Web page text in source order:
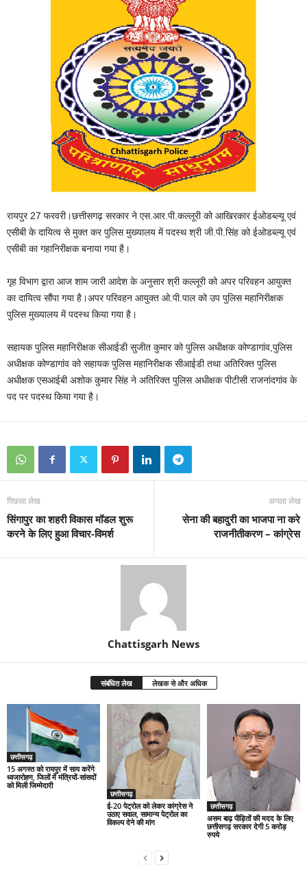
रायपुर 27 फरवरी।छत्तीसगढ़ सरकार ने एस.आर.पी.कल्लूरी को आखिरकार ईओडब्ल्यू एवं
एसीबी के दायित्व से मुक्त कर पुलिस मुख्यालय में पदस्थ श्री जी.पी.सिंह को ईओडब्ल्यू एवं
एसीबी का गहानिरीक्षक बनाया गया है।
गृह विभाग द्वारा आज शाम जारी आदेश के अनुसार श्री कल्लूरी को अपर परिवहन आयुक्त
का दायित्व सौंपा गया है।अपर परिवहन आयुक्त ओ.पी.पाल को उप पुलिस महानिरीक्षक
पुलिस मुख्यालय में पदस्थ किया गया है।
सहायक पुलिस महानिरीक्षक सीआईडी सुजीत कुमार को पुलिस अधीक्षक कोण्डागांव,पुलिस
अधीक्षक कोण्डागांव को सहायक पुलिस महानिरीक्षक सीआईडी तथा अतिरिक्त पुलिस
अधीक्षक एसआईबी अशोक कुमार सिंह ने अतिरिक्त पुलिस अधीक्षक पीटीसी राजनांदगांव के
पद पर पदस्थ किया गया है।
पिछला लेख
सिंगापुर का शहरी विकास मॉडल शुरू
करने के लिए हुआ विचार-विमर्श
अगला लेख
सेना की बहादुरी का भाजपा ना करे
राजनीतीकरण – कांग्रेस
Chattisgarh News
संबंधित लेख लेखक से और अधिक
छत्तीसगढ़
15 अगस्त को रायपुर में साय करेंगे
ध्वजारोहण, जिलों में मंत्रियों-सांसदों
को मिली जिम्मेदारी
छत्तीसगढ़
ई-20 पेट्रोल को लेकर कांग्रेस ने
उठाए सवाल, सामान्य पेट्रोल का
विकल्प देने की मांग
छत्तीसगढ़
असम बाढ़ पीड़ितों की मदद के लिए
छत्तीसगढ़ सरकार देगी 5 करोड़
रुपये